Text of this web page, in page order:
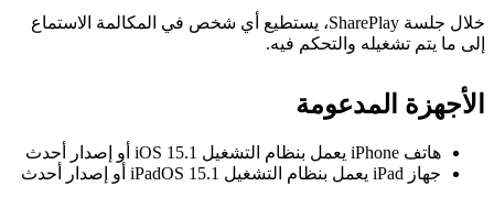
خلال جلسة SharePlay، يستطيع أي شخص في المكالمة الاستماع
إلى ما يتم تشغيله والتحكم فيه.
الأجهزة المدعومة
هاتف iPhone يعمل بنظام التشغيل iOS 15.1 أو إصدار أحدث
جهاز iPad يعمل بنظام التشغيل iPadOS 15.1 أو إصدار أحدث